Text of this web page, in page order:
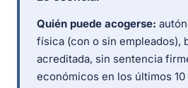
Quién puede acogerse:
física (con o sin empleados),
acreditada, sin sentencia
económicos en los últimos 10